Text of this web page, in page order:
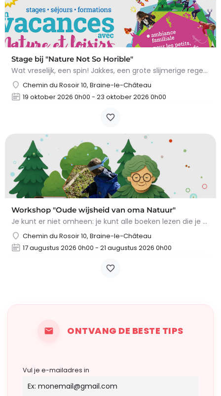
Stage bij "Nature Not So Horible"
Wat vreselijk, een spin! Jakkes, een grote slijmerige regenworm! En slakken, daar wil ik het al helemaal niet…
Chemin du Rosoir 10, Braine-le-Château
19 oktober 2026 0h00 - 23 oktober 2026 0h00
Workshop "Oude wijsheid van oma Natuur"
Je kunt er niet omheen: je kunt alle boeken lezen die je wilt, maar niets overtreft de tips en trucs van Oma…
Chemin du Rosoir 10, Braine-le-Château
17 augustus 2026 0h00 - 21 augustus 2026 0h00
ONTVANG DE BESTE TIPS
Vul je e-mailadres in